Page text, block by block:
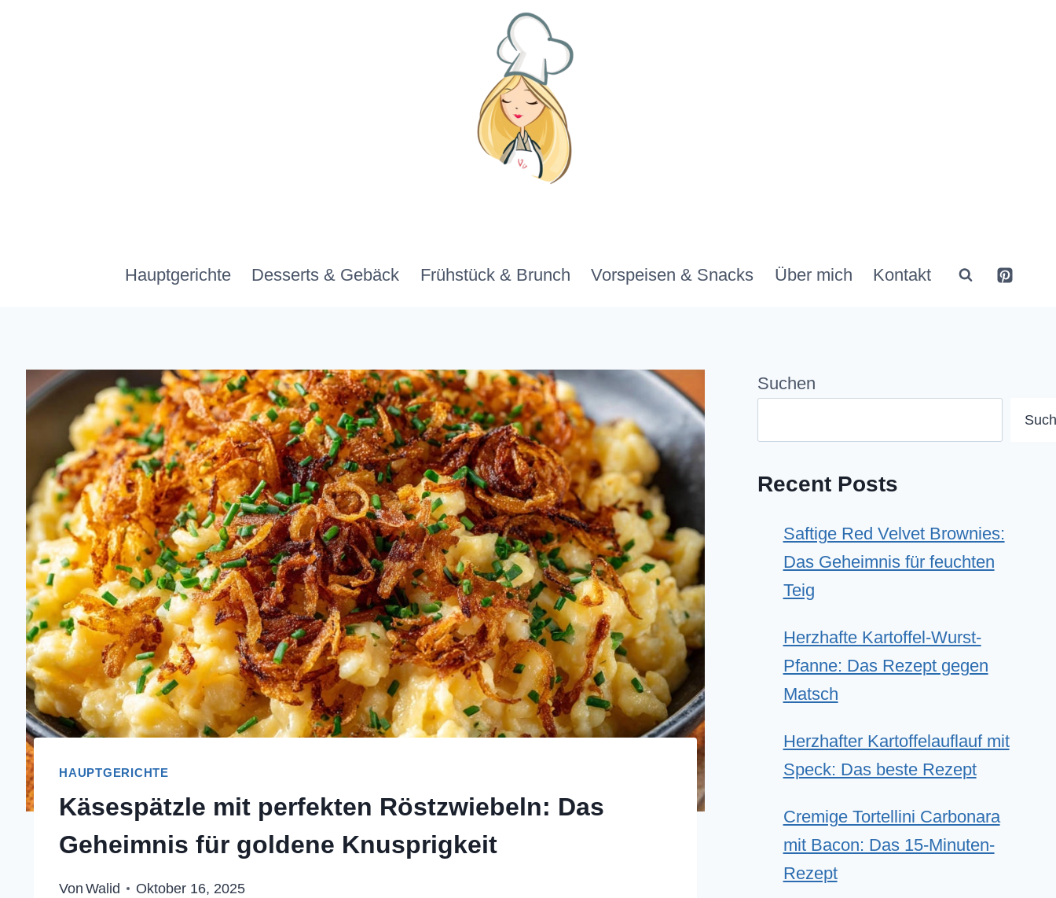
Hauptgerichte Desserts & Gebäck Frühstück & Brunch Vorspeisen & Snacks Über mich Kontakt
HAUPTGERICHTE
Käsespätzle mit perfekten Röstzwiebeln: Das
Geheimnis für goldene Knusprigkeit
Von Walid Oktober 16, 2025
Suchen
Recent Posts
Saftige Red Velvet Brownies:
Das Geheimnis für feuchten
Teig
Herzhafte Kartoffel-Wurst-
Pfanne: Das Rezept gegen
Matsch
Herzhafter Kartoffelauflauf mit
Speck: Das beste Rezept
Cremige Tortellini Carbonara
mit Bacon: Das 15-Minuten-
Rezept